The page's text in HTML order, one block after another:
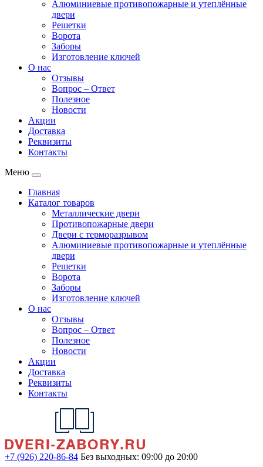
Алюминиевые противопожарные и утеплённые
двери
Решетки
Ворота
Заборы
Изготовление ключей
О нас
Отзывы
Вопрос – Ответ
Полезное
Новости
Акции
Доставка
Реквизиты
Контакты
Меню
Главная
Каталог товаров
Металлические двери
Противопожарные двери
Двери с терморазрывом
Алюминиевые противопожарные и утеплённые
двери
Решетки
Ворота
Заборы
Изготовление ключей
О нас
Отзывы
Вопрос – Ответ
Полезное
Новости
Акции
Доставка
Реквизиты
Контакты
+7 (926) 220-86-84 Без выходных: 09:00 до 20:00